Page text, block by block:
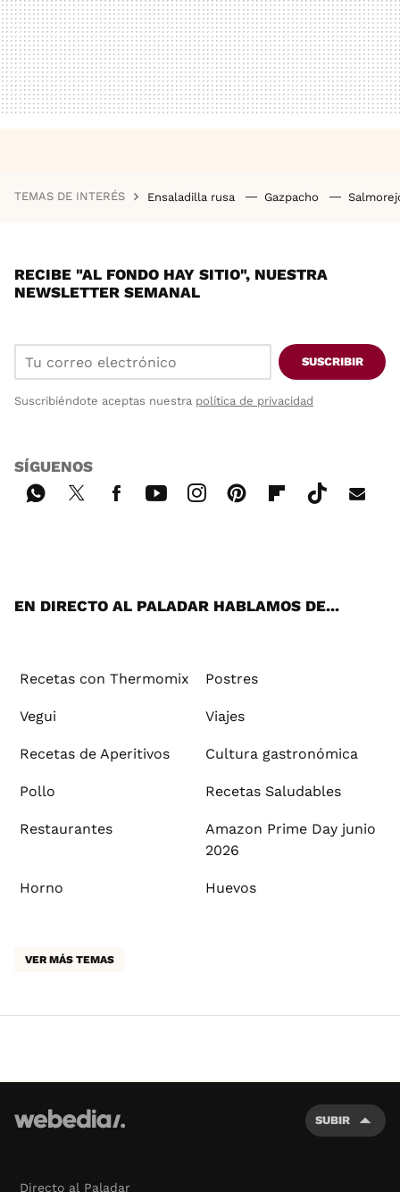
TEMAS DE INTERÉS Ensaladilla rusa Gazpacho
RECIBE "AL FONDO HAY SITIO", NUESTRA
NEWSLETTER SEMANAL
SUSCRIBIR
Suscribiéndote aceptas nuestra política de privacidad
SÍGUENOS
EN DIRECTO AL PALADAR HABLAMOS DE...
Recetas con Thermomix Postres
Vegui Viajes
Recetas de Aperitivos Cultura gastronómica
Pollo Recetas Saludables
Restaurantes
Amazon Prime Day junio
2026
Horno Huevos
VER MÁS TEMAS
SUBIR
Directo al Paladar